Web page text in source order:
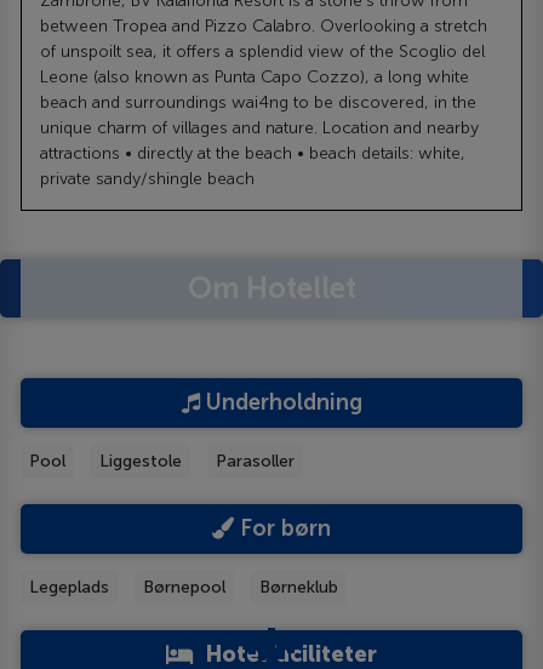
between Tropea and Pizzo Calabro. Overlooking a stretch
of unspoilt sea, it offers a splendid view of the Scoglio del
Leone (also known as Punta Capo Cozzo), a long white
beach and surroundings wai4ng to be discovered, in the
unique charm of villages and nature. Location and nearby
attractions • directly at the beach • beach details: white,
private sandy/shingle beach
Underholdning
Pool Liggestole Parasoller
For børn
Legeplads Børnepool Børneklub
Hotelfaciliteter